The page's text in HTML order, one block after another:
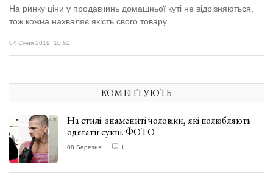
На ринку ціни у продавчинь домашньої куті не відрізняються,
тож кожна нахваляє якість свого товару.
04 Січня 2019, 10:52
КОМЕНТУЮТЬ
На стилі: знамениті чоловіки, які полюбляють
одягати сукні. ФОТО
08 Березня 1